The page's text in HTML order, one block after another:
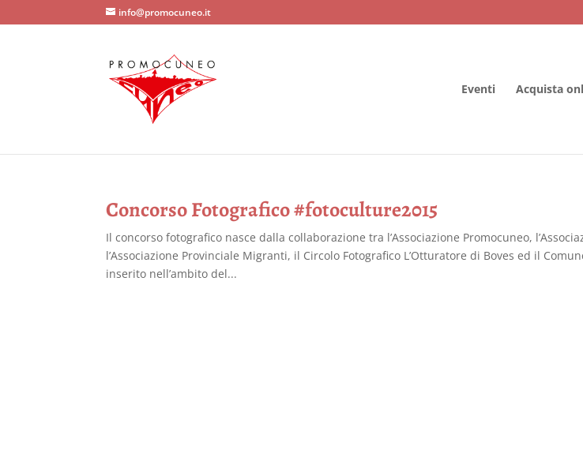
info@promocuneo.it
Eventi Acquista
Concorso Fotografico #fotoculture2015
Il concorso fotografico nasce dalla collaborazione tra l’Associazione Promocuneo,
l’Associazione Provinciale Migranti, il Circolo Fotografico L’Otturatore di Boves ed il
inserito nell’ambito del...